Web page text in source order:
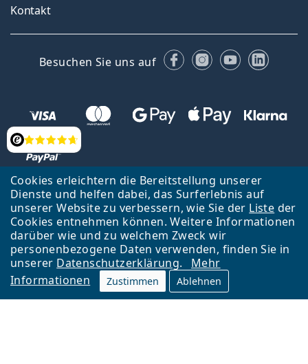
Cookies erleichtern die Bereitstellung unserer
Dienste und helfen dabei, das Surferlebnis auf
unserer Website zu verbessern, wie Sie der Liste der
Cookies entnehmen können. Weitere Informationen
darüber wie und zu welchem Zweck wir
personenbezogene Daten verwenden, finden Sie in
unserer Datenschutzerklärung.
Mehr
Informationen
Zustimmen Ablehnen
Bewertung
Kontakt
Besuchen Sie uns auf FacebookInstagram
YouTube
Zurück zur Hauptseite Nach oben
Français
Lentiamo s.r.o., Tschechien ist Eigentümer und Betreiber des Online-
Shops Lentiamo.ch
Seit 18 Jahren sind wir für Sie da.